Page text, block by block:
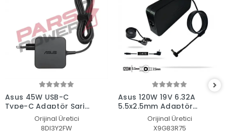
Asus 45W USB-C
Type-C Adaptör Şarj
Aleti-CihazıOrijinal Üretici
8DI3Y2FW
Asus 120W 19V 6.32A
5.5x2.5mm Adaptör
Şarj Aleti-Cihazı
Orijinal Üretici
X9G83R75